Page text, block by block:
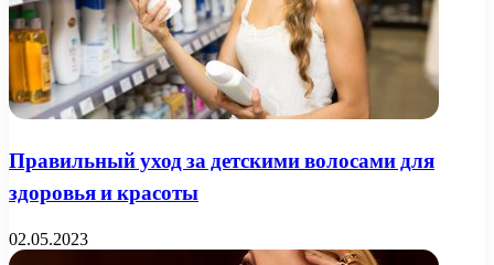
Правильный уход за детскими волосами для
здоровья и красоты
02.05.2023